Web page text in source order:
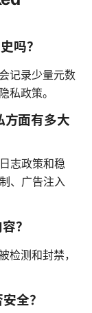
吗？
记录少量元数
私政策。
方面有多大
志政策和稳
、广告注入
？
检测和封禁，
全？